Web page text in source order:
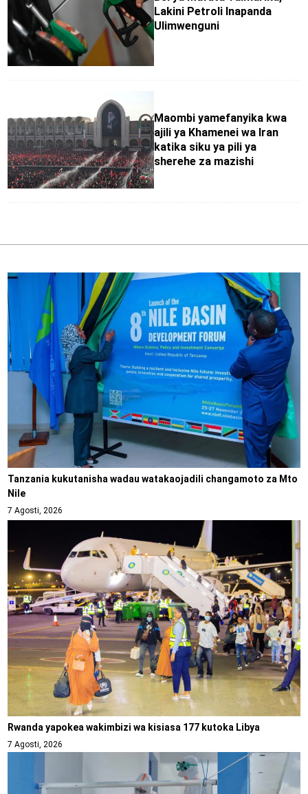
Lakini Petroli Inapanda
Ulimwenguni
Maombi yamefanyika kwa
ajili ya Khamenei wa Iran
katika siku ya pili ya
sherehe za mazishi
Tanzania kukutanisha wadau watakaojadili changamoto za Mto
Nile
7 Agosti, 2026
Rwanda yapokea wakimbizi wa kisiasa 177 kutoka Libya
7 Agosti, 2026